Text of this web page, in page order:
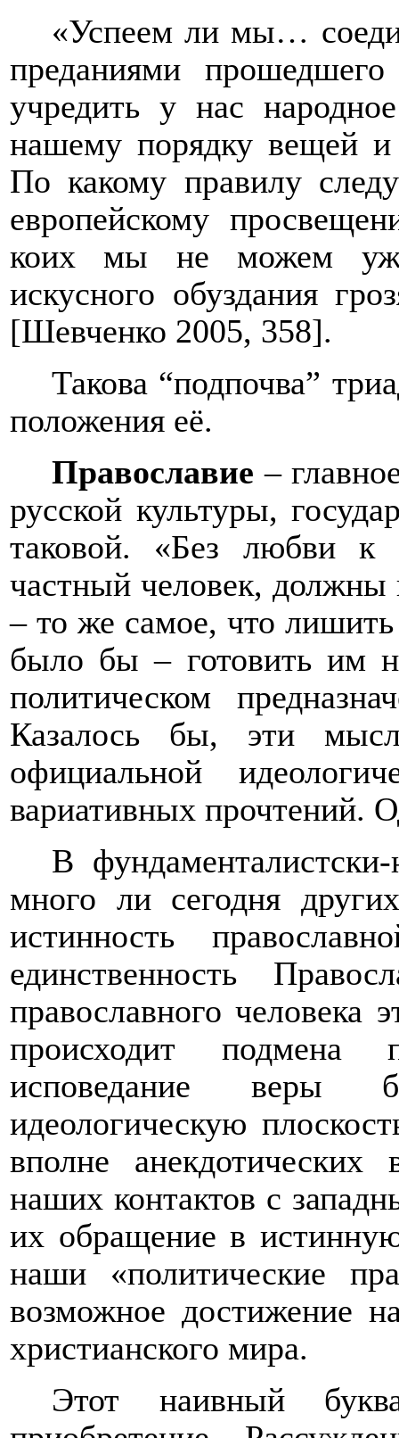
«Успеем ли мы…
преданиями
учредить у нас
нашему порядку вещей и
По какому правилу
европейскому
коих мы не можем
искусного обуздания
[Шевченко 2005, 358].
Такова “подпочва”
положения её.
Православие –
русской культуры,
таковой. «Без любви к
частный человек, должны
– то же самое, что
было бы – готовить им
политическом
Казалось бы, эти
официальной
вариативных прочтений.
В фундаменталистски-
много ли сегодня
истинность
единственность
православногочеловека
происходит подмена
исповедание веры
идеологическую
вполне
наших контактов с
их обращение в
наши «политические
возможное достижение
христианского мира.
Этот наивный